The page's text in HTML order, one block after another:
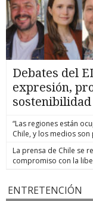
Debates del
expresión,
“Las regiones están
Chile, y los medios
La prensa de Chile se
compromiso con la
ENTRETENCIÓN